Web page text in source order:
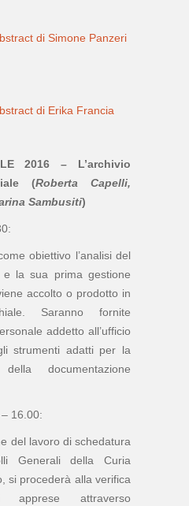
di Simone Panzeri
di Erika Francia
2016 – L’archivio
(Roberta Capelli,
Sambusiti)
obiettivo l’analisi del
e la sua prima gestione
accolto o prodotto in
Saranno fornite
addetto all’ufficio
strumenti adatti per la
documentazione
16.00:
del lavoro di schedatura
Generali della Curia
si procederà alla verifica
apprese attraverso